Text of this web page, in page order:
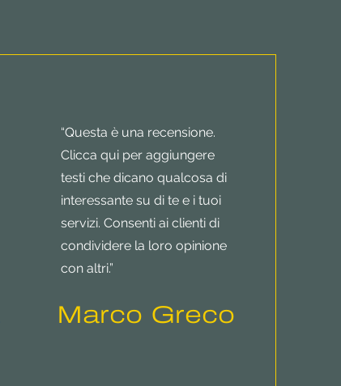
“Questa è una recensione.
Clicca qui per aggiungere
testi che dicano qualcosa di
interessante su di te e i tuoi
servizi. Consenti ai clienti di
condividere la loro opinione
con altri.”
Marco Greco